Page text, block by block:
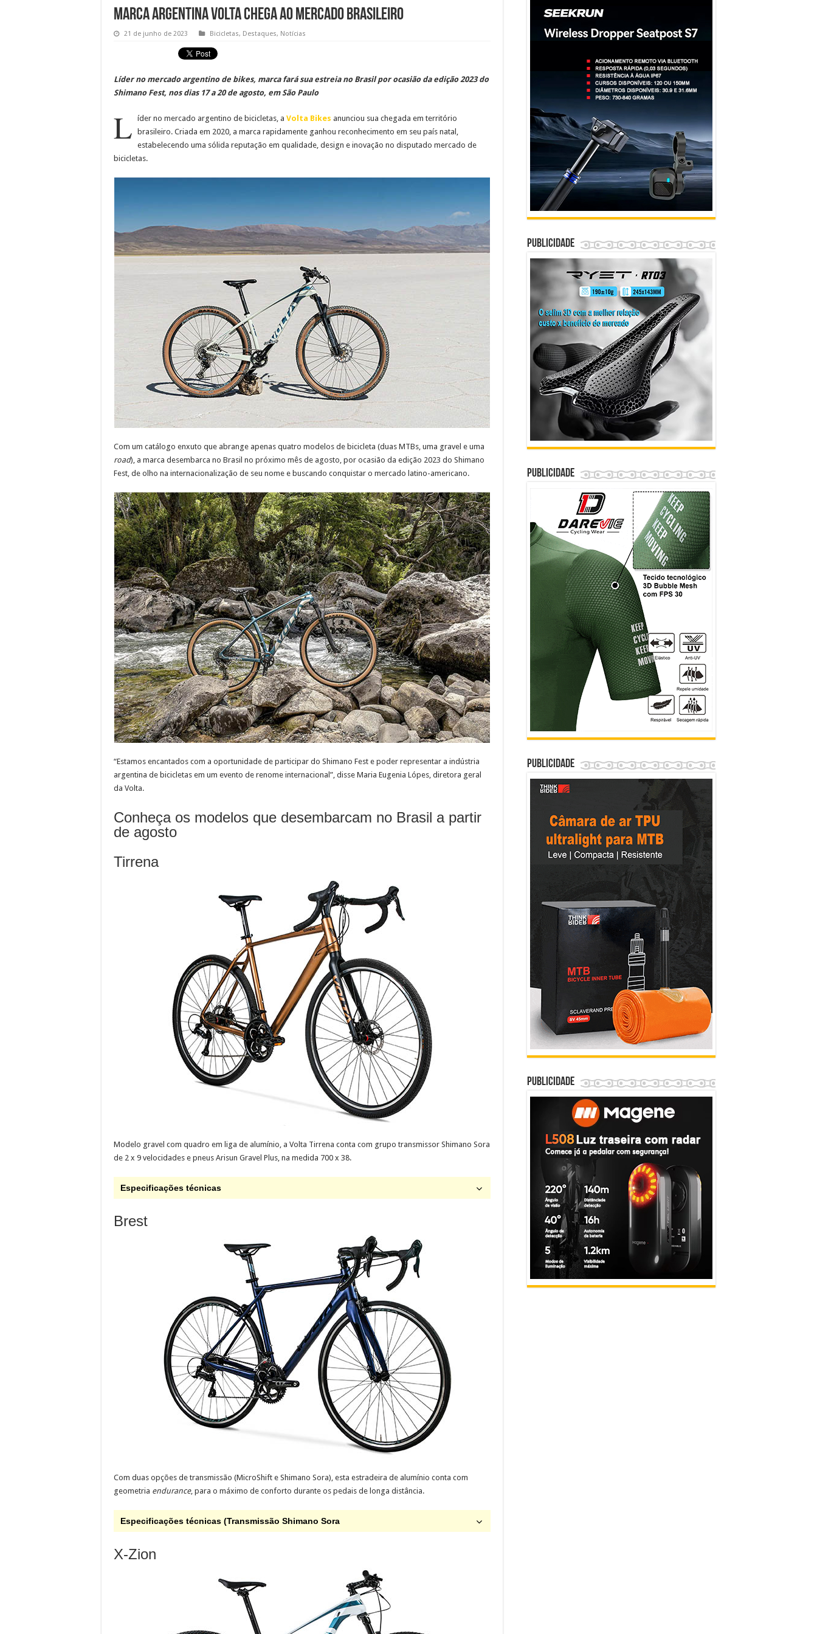
Marca Argentina Volta chega ao mercado brasileiro
21 de junho de 2023 Bicicletas, Destaques, Notícias
Líder no mercado argentino de bikes, marca fará sua estreia no Brasil por ocasião da edição 2023 do
Shimano Fest, nos dias 17 a 20 de agosto, em São Paulo
L íder no mercado argentino de bicicletas, a Volta Bikes anunciou sua chegada em território
brasileiro. Criada em 2020, a marca rapidamente ganhou reconhecimento em seu país natal,
estabelecendo uma sólida reputação em qualidade, design e inovação no disputado mercado de
bicicletas.
Com um catálogo enxuto que abrange apenas quatro modelos de bicicleta (duas MTBs, uma gravel e uma
road), a marca desembarca no Brasil no próximo mês de agosto, por ocasião da edição 2023 do Shimano
Fest, de olho na internacionalização de seu nome e buscando conquistar o mercado latino-americano.
“Estamos encantados com a oportunidade de participar do Shimano Fest e poder representar a indústria
argentina de bicicletas em um evento de renome internacional”, disse Maria Eugenia Lópes, diretora geral
da Volta.
Conheça os modelos que desembarcam no Brasil a partir
de agosto
Tirrena
Modelo gravel com quadro em liga de alumínio, a Volta Tirrena conta com grupo transmissor Shimano Sora
de 2 x 9 velocidades e pneus Arisun Gravel Plus, na medida 700 x 38.
Especificações técnicas
Brest
Com duas opções de transmissão (MicroShift e Shimano Sora), esta estradeira de alumínio conta com
geometria endurance, para o máximo de conforto durante os pedais de longa distância.
Especificações técnicas (Transmissão Shimano Sora
X-Zion
Publicidade
Publicidade
Publicidade
Publicidade